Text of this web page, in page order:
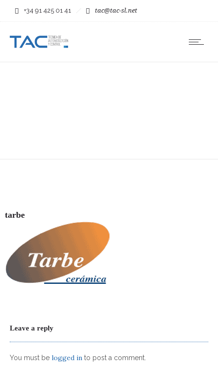
+34 91 425 01 41 tac@tac-sl.net
tarbe
Leave a reply
You must be logged in to post a comment.